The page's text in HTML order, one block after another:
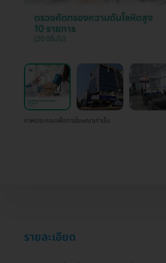
ภาพประกอบเพื่อการโฆษณาเท่านั้น
รายละเอียด